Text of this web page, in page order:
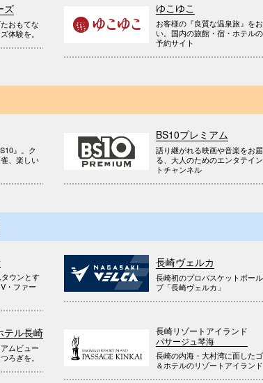
ズ
おもてな
体験を。
ゆこゆこ
お客様の『良質な温泉旅』を
い。国内の旅館・宿・ホテル
予約サイト
』。ク
、楽しい
BS10プレミアム
語り継がれる映画や音楽をお
る、大人のためのエンタテイ
トチャンネル
ウンとす
・ファー
長崎ヴェルカ
長崎初のプロバスケットボー
ブ「長崎ヴェルカ」
テル長崎
ムビュー
ろぎを。
長崎リゾートアイランド
パサージュ琴海
長崎の内海・大村湾に面した
＆ホテルのリゾートアイランド